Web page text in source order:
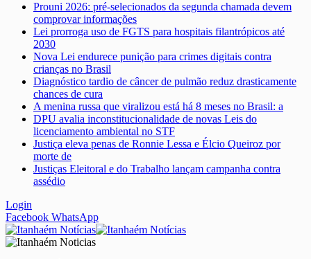
Prouni 2026: pré-selecionados da segunda chamada devem
comprovar informações
Lei prorroga uso de FGTS para hospitais filantrópicos até
2030
Nova Lei endurece punição para crimes digitais contra
crianças no Brasil
Diagnóstico tardio de câncer de pulmão reduz drasticamente
chances de cura
A menina russa que viralizou está há 8 meses no Brasil: a
DPU avalia inconstitucionalidade de novas Leis do
licenciamento ambiental no STF
Justiça eleva penas de Ronnie Lessa e Élcio Queiroz por
morte de
Justiças Eleitoral e do Trabalho lançam campanha contra
assédio
Login
Facebook WhatsApp